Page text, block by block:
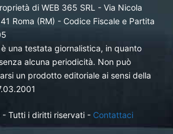
di WEB 365 SRL - Via Nicola
Roma (RM) - Codice Fiscale e Partita
una testata giornalistica, in quanto
alcuna periodicità. Non può
un prodotto editoriale ai sensi della
Tutti i diritti riservati - Contattaci